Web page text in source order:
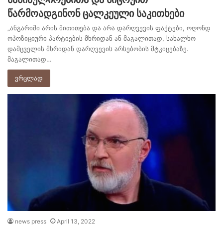
წარმოადგინონ ცალკეული საკითხები
„ანგარიში არის მითითება და არა დარღვევის ფაქტები, ოღონდ
ოპოზიციური პარტიების მხრიდან ან მაგალითად, სახალხო
დამცველის მხრიდან დარღვევის არსებობის მტკიცებაზე.
მაგალითად…
ვრცლად
news press April 13, 2022